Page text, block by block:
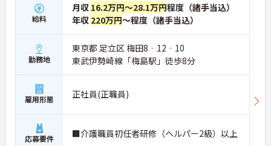
給料
月収 16.2万円～28.1万円程度（諸手当込）
年収 220万円～程度（諸手当込）
勤務地
東京都 足立区 梅田8‐12‐10
東武伊勢崎線「梅島駅」徒歩8分
雇用形態 正社員(正職員)
応募要件 ■介護職員初任者研修（ヘルパー2級）以上